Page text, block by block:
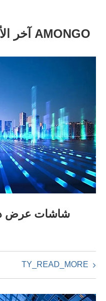
آخر الأخبار والتحديثات حول AMONGO
شاشات عرض
TY_READ_MORE